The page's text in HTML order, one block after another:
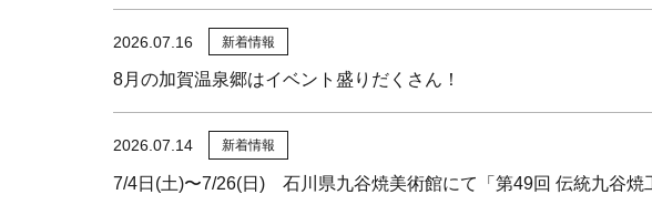
8月の加賀温泉郷はイベント盛りだくさん！
2026.07.16 新着情報
7/4日(土)〜7/26(日) 石川県九谷焼美術館にて「第49回 伝統九谷焼
2026.07.14 新着情報